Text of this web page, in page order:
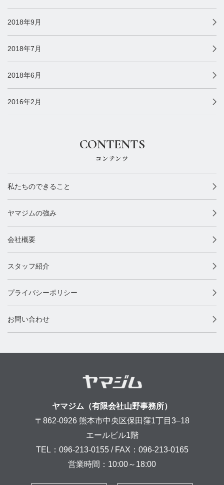
2018年9月
2018年7月
2018年6月
2016年2月
CONTENTS
コンテンツ
私たちのできること
ヤマジムの強み
会社概要
スタッフ紹介
プライバシーポリシー
お問い合わせ
ヤマジム（有限会社山野事務所）
〒862-0926 熊本市中央区保田窪1丁目3–18
エールビル1階
TEL：096-213-0155 / FAX：096-213-0165
営業時間：10:00～18:00